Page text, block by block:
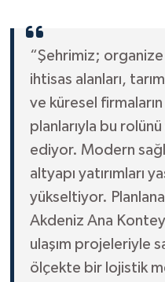
“Şehrimiz;
ihtisas alanları,
ve küresel firmaların
planlarıyla bu
ediyor. Modern
altyapı yatırımları
yükseltiyor.
Akdeniz Ana
ulaşım projeleriyle
ölçekte bir lojistik